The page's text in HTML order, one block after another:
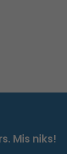
Mis niks!